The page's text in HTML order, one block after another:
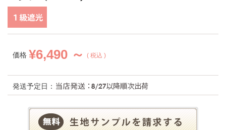
価格 ¥6,490 ～ 税込
発送予定日：